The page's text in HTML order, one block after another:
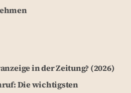
in der Zeitung? (2026)
Die wichtigsten